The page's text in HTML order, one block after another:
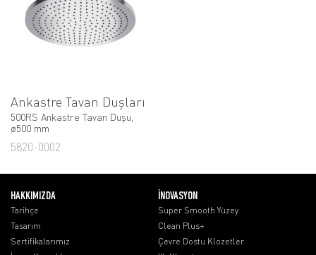
Ankastre Tavan Duşları
500RS Ankastre Tavan Duşu,
ø500 mm
5820-0002
HAKKIMIZDA
Tarihçe
Tasarım
Sertifikalarımız
İNOVASYON
Super Smooth Yüzey
Clean Plus+
Çevre Dostu Klozetler